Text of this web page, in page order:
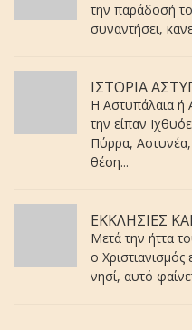
την παράδοσή
συναντήσει,
ΙΣΤΟΡΙΑ
Η Αστυπάλαια ή
την είπαν
Πύρρα, Αστυνέα,
θέση...
ΕΚΚΛΗΣΙΕΣ
Μετά την ήττα
ο Χριστιανισμός
νησί, αυτό